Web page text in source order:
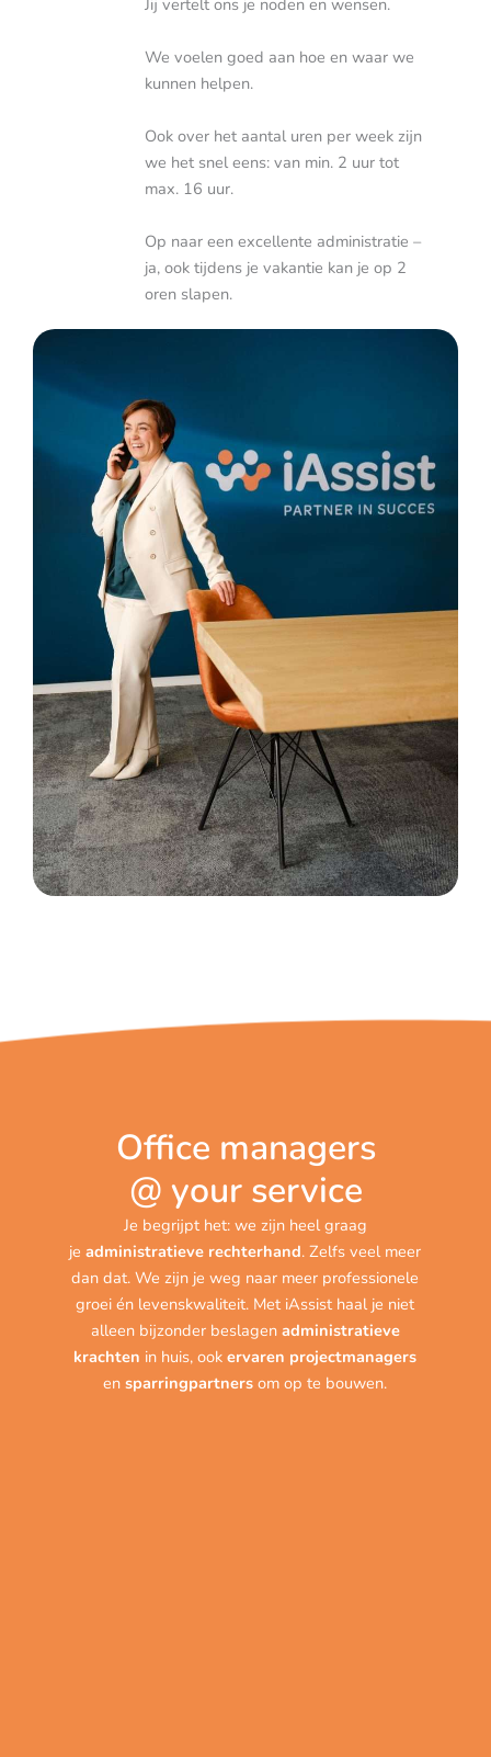
We voelen goed aan hoe en waar we
kunnen helpen.
Ook over het aantal uren per week zijn
we het snel eens: van min. 2 uur tot
max. 16 uur.
Op naar een excellente administratie –
ja, ook tijdens je vakantie kan je op 2
oren slapen.
Office managers
@ your service
Je begrijpt het: we zijn heel graag
jeadministratieve rechterhand. Zelfs veel meer
dan dat. We zijn je weg naar meer professionele
groei én levenskwaliteit. Met iAssist haal je niet
alleen bijzonder beslagen administratieve
krachten in huis, ookervaren projectmanagers
ensparringpartners om op te bouwen.